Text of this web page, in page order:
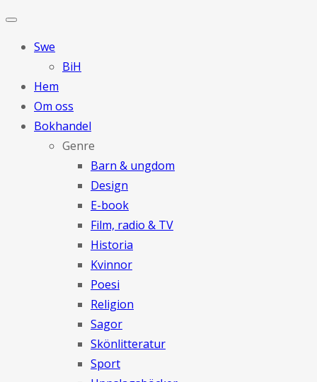
Swe
BiH
Hem
Om oss
Bokhandel
Genre
Barn & ungdom
Design
E-book
Film, radio & TV
Historia
Kvinnor
Poesi
Religion
Sagor
Skönlitteratur
Sport